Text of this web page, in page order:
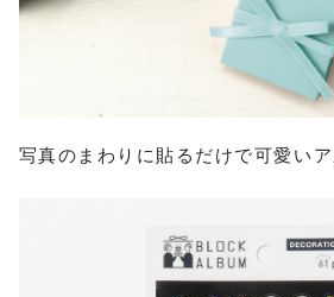
写真のまわりに貼るだけで可愛いア